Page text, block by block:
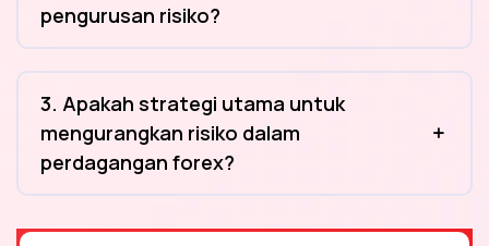
pengurusan risiko?
3. Apakah strategi utama untuk
mengurangkan risiko dalam
perdagangan forex?